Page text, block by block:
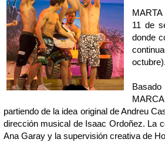
11 de
donde
partiendo de la idea original de Andreu
dirección musical de Isaac Ordoñez. La
Ana Garay y la supervisión creativa de